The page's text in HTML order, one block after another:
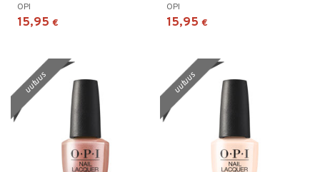
OPI
15,95 €
OPI
15,95 €
uutuus uutuus